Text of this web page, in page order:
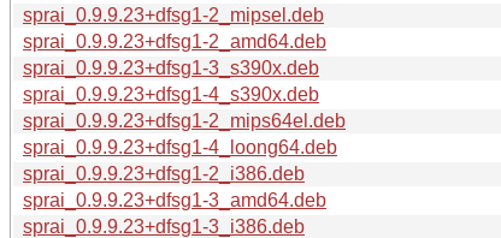
sprai_0.9.9.23+dfsg1-2_mipsel.deb
sprai_0.9.9.23+dfsg1-2_amd64.deb
sprai_0.9.9.23+dfsg1-3_s390x.deb
sprai_0.9.9.23+dfsg1-4_s390x.deb
sprai_0.9.9.23+dfsg1-2_mips64el.deb
sprai_0.9.9.23+dfsg1-4_loong64.deb
sprai_0.9.9.23+dfsg1-2_i386.deb
sprai_0.9.9.23+dfsg1-3_amd64.deb
sprai_0.9.9.23+dfsg1-3_i386.deb